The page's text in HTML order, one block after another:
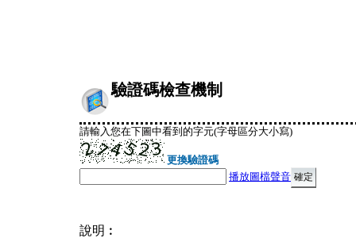
驗證碼檢查機制
請輸入您在下圖中看到的字元(字母區分大小寫)
更換驗證碼
播放圖檔聲音
說明︰